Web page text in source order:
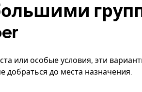
или особые условия, эти
добраться до места назначения.